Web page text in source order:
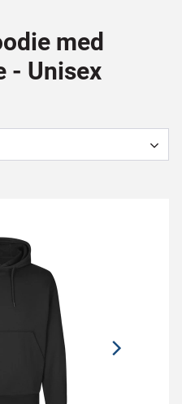
med
- Unisex